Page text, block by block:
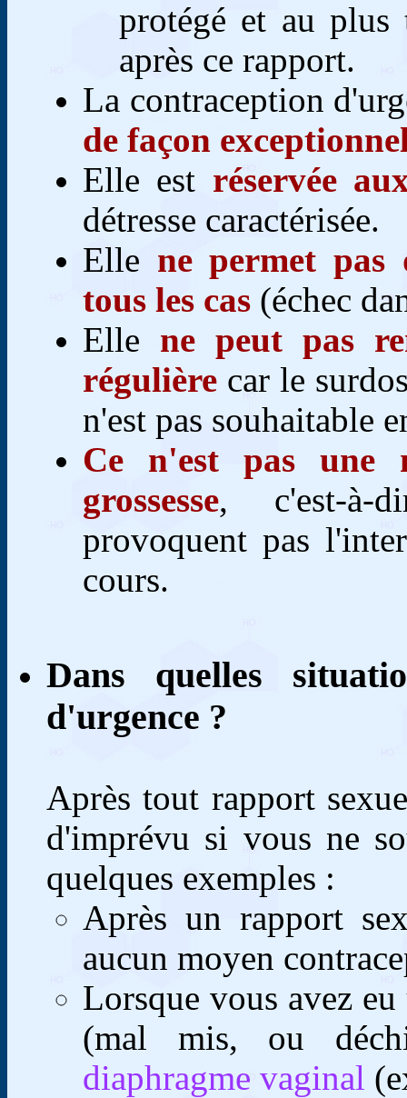
protégé et au
après ce rapport.
La contraception
de façon
Elle est réservée
détresse caractérisée.
Elle ne permet pas
tous les cas (échec
Elle ne peut pas
régulière car le
n'est pas souhaitable
Ce n'est pas une
grossesse, c'est-à-
provoquent pas
cours.
Dans quelles
d'urgence ?
Après tout rapport
d'imprévu si vous ne
quelques exemples :
Après un rapport
aucun moyen
Lorsque vous avez
(mal mis, ou
diaphragme vaginal